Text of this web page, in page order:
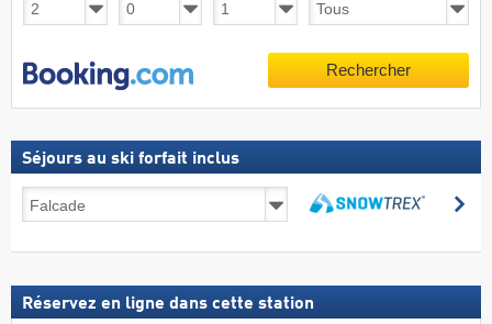
Rechercher
Séjours au ski forfait inclus
Séjours
au
forfait
Réservez en ligne dans cette station